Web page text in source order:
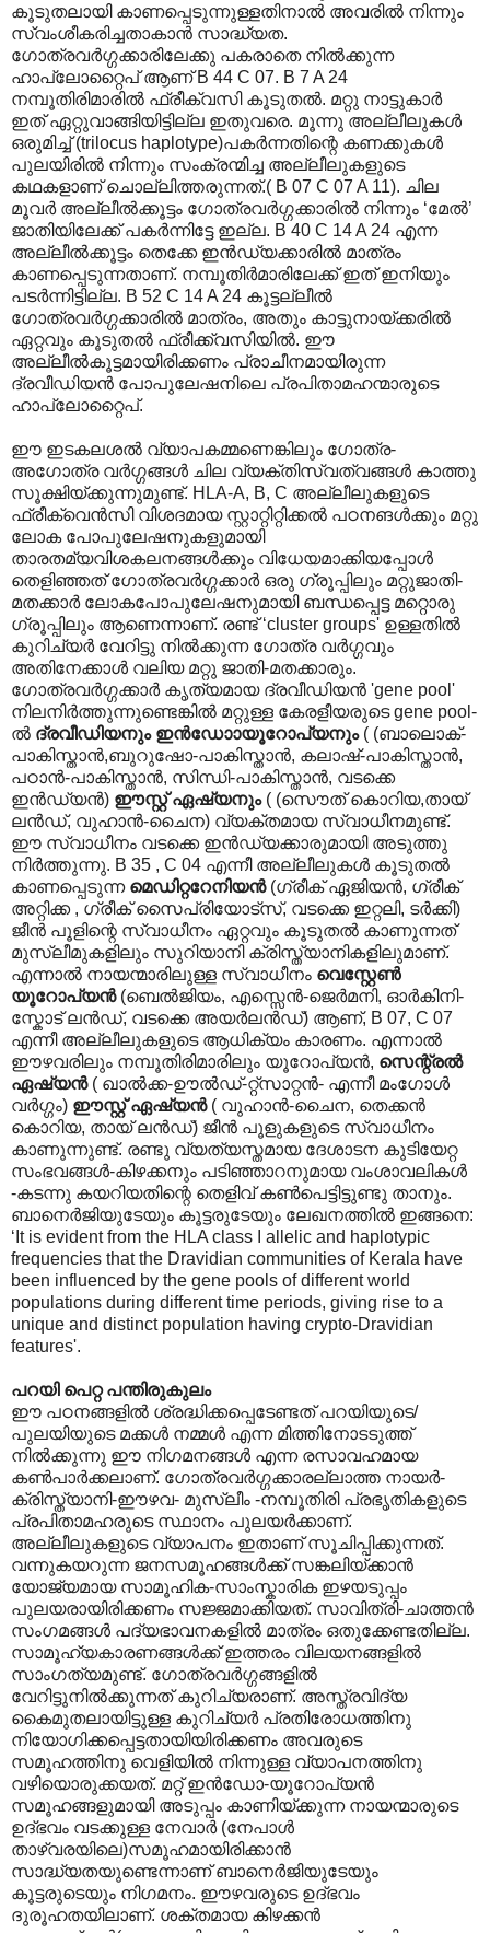
കൂടുതലായി കാണപ്പെടുന്നുള്ളതിനാല്‍ അവരില്‍ നിന്നും
സ്വംശീകരിച്ചതാകാന്‍ സാദ്ധ്യത.
ഗോത്രവര്‍ഗ്ഗക്കാരിലേക്കു പകരാതെ നില്‍ക്കുന്ന
ഹാപ്ലോറ്റൈപ് ആണ് B 44 C 07. B 7 A 24
നമ്പൂതിരിമാരില്‍ ഫ്രീക്വസി കൂടുതല്‍. മറ്റു നാട്ടുകാര്‍
ഇത് ഏറ്റുവാങ്ങിയിട്ടില്ല ഇതുവരെ. മൂന്നു അല്ലീലുകള്‍
ഒരുമിച്ച് (trilocus haplotype)പകര്‍ന്നതിന്റെ കണക്കുകള്‍
പുലയിരില്‍ നിന്നും സംക്രന്മിച്ച അല്ലീലുകളുടെ
കഥകളാണ് ചൊല്ലിത്തരുന്നത്.( B 07 C 07 A 11). ചില
മൂവര്‍ അല്ലീല്‍ക്കൂട്ടം ഗോത്രവര്‍ഗ്ഗക്കാരില്‍ നിന്നും ‘മേല്‍’
ജാതിയിലേക്ക് പകര്‍ന്നിട്ടേ ഇല്ല. B 40 C 14 A 24 എന്ന
അല്ലീല്‍ക്കൂട്ടം തെക്കേ ഇന്‍ഡ്യക്കാരില്‍ മാത്രം
കാണപ്പെടുന്നതാണ്. നമ്പൂതിര്‍മാരിലേക്ക് ഇത് ഇനിയും
പടര്‍ന്നിട്ടില്ല. B 52 C 14 A 24 കൂട്ടല്ലീല്‍
ഗോത്രവര്‍ഗ്ഗക്കാരില്‍ മാത്രം, അതും കാട്ടുനായ്ക്കരില്‍
ഏറ്റവും കൂടുതല്‍ ഫ്രീക്ക്വസിയില്‍. ഈ
അല്ലീല്‍കൂട്ടമായിരിക്കണം പ്രാചീനമായിരുന്ന
ദ്രവീഡിയന്‍ പോപുലേഷനിലെ പ്രപിതാമഹന്മാരുടെ
ഹാപ്ലോറ്റൈപ്.
ഈ ഇടകലശല്‍ വ്യാപകമ്മണെങ്കിലും ഗോത്ര-
അഗോത്ര വര്‍ഗ്ഗങ്ങള്‍ ചില വ്യക്തിസ്വത്വങ്ങള്‍ കാത്തു
സൂക്ഷിയ്ക്കുന്നുമുണ്ട്. HLA-A, B, C അല്ലീലുകളുടെ
ഫ്രീക്വെന്‍സി വിശദമായ സ്റ്റാറ്റിറ്റിക്കല്‍ പഠനങള്‍ക്കും മറ്റു
ലോക പോപുലേഷനുകളുമായി
താരതമ്യവിശകലനങ്ങള്‍ക്കും വിധേയമാക്കിയപ്പോള്‍
തെളിഞ്ഞത് ഗോത്രവര്‍ഗ്ഗക്കാര്‍ ഒരു ഗ്രൂപ്പിലും മറ്റുജാതി-
മതക്കാര്‍ ലോകപോപുലേഷനുമായി ബന്ധപ്പെട്ട മറ്റൊരു
ഗ്രൂപ്പിലും ആണെന്നാണ്. രണ്ട് ‘cluster groups' ഉള്ളതില്‍
കുറിച്യര്‍ വേറിട്ടു നില്‍ക്കുന്ന ഗോത്ര വര്‍ഗ്ഗവും
അതിനേക്കാള്‍ വലിയ മറ്റു ജാതി-മതക്കാരും.
ഗോത്രവര്‍ഗ്ഗക്കാര്‍ കൃത്യമായ ദ്രവീഡിയന്‍ 'gene pool'
നിലനിര്‍ത്തുന്നുണ്ടെങ്കില്‍ മറ്റുള്ള കേരളീയരുടെ gene pool-
ല്‍‍ ദ്രവീഡിയനും ഇന്‍ഡോ‍ായൂറോപ്യനും ( (ബാലൊക്-
പാകിസ്താന്‍,ബുറുഷോ-പാകിസ്താന്‍, കലാഷ്-പാകിസ്താന്‍,
പഠാന്‍-പാകിസ്താന്‍, സിന്ധി-പാകിസ്താന്‍, വടക്കെ
ഇന്‍ഡ്യന്‍) ഈസ്റ്റ് ഏഷ്യനും ( (സൌത് കൊറിയ,തായ്
ലന്‍ഡ്, വുഹാന്‍-ചൈന) വ്യക്തമായ സ്വാധീനമുണ്ട്.
ഈ സ്വാധീനം വടക്കെ ഇന്‍ഡ്യക്കാരുമായി അടുത്തു
നിര്‍ത്തുന്നു. B 35 , C 04 എന്നീ അല്ലീലുകള്‍ കൂടുതല്‍
കാണപ്പെടുന്ന മെഡിറ്ററേനിയന്‍(ഗ്രീക് ഏജിയന്‍, ഗ്രീക്
അറ്റിക്ക , ഗ്രീക് സൈപ്രിയോട്സ്, വടക്കെ ഇറ്റലി, ടര്‍ക്കി)
ജീന്‍ പൂളിന്റെ സ്വാധീനം ഏറ്റവും കൂടുതല്‍ കാണുന്നത്
മുസ്ലീമുകളിലും സുറിയാനി ക്രിസ്ത്യാനികളിലുമാണ്.
എന്നാല്‍ നായന്മാരിലുള്ള സ്വാധീനം വെസ്റ്റേണ്‍
യൂറോപ്യന്‍ (ബെല്‍ജിയം, എസ്സെന്‍-ജെര്‍മനി, ഓര്‍കിനി-
സ്കോട് ലന്‍ഡ്, വടക്കെ അയര്‍ലന്‍ഡ്) ആണ്, B 07, C 07
എന്നീ അല്ലീലുകളുടെ ആധിക്യം കാരണം. എന്നാല്‍
ഈഴവരിലും നമ്പൂതിരിമാരിലും യൂറോപ്യന്‍, സെന്റ്രല്‍
ഏഷ്യന്‍ ( ഖാല്‍ക്ക-ഊല്‍ഡ്-റ്റ്സാറ്റന്‍- എന്നീ മംഗോള്‍
വര്‍ഗ്ഗം) ഈസ്റ്റ് ഏഷ്യന്‍ ( വുഹാന്‍-ചൈന, തെക്കന്‍
കൊറിയ, തായ് ലന്‍ഡ്) ജീന്‍ പൂളുകളുടെ സ്വാധീനം
കാണുന്നുണ്ട്. രണ്ടു വ്യത്യസ്തമായ ദേശാടന കുടിയേറ്റ
സംഭവങ്ങള്‍-കിഴക്കനും പടിഞ്ഞാറനുമായ വംശാവലികള്‍
-കടന്നു കയറിയതിന്റെ തെളിവ് കണ്‍പെട്ടിട്ടുണ്ടു താനും.
ബാനെര്‍ജിയുടേയും കൂട്ടരുടേയും ലേഖനത്തില്‍ ഇങ്ങനെ:
‘It is evident from the HLA class I allelic and haplotypic
frequencies that the Dravidian communities of Kerala have
been influenced by the gene pools of different world
populations during different time periods, giving rise to a
unique and distinct population having crypto-Dravidian
features'.
പറയി പെറ്റ പന്തിരുകുലം
ഈ പഠനങ്ങളില്‍ ശ്രദ്ധിക്കപ്പെടേണ്ടത് പറയിയുടെ/
പുലയിയുടെ മക്കള്‍ നമ്മള്‍ എന്ന മിത്തിനോടടുത്ത്
നില്‍ക്കുന്നു ഈ നിഗമനങ്ങള്‍ എന്ന രസാവഹമായ
കണ്‍പാര്‍ക്കലാണ്. ഗോത്രവര്‍ഗ്ഗക്കാരല്ലാത്ത നായര്‍-
ക്രിസ്ത്യാനി-ഈഴവ- മുസ്ലീം -നമ്പൂതിരി പ്രഭൃതികളുടെ
പ്രപിതാമഹരുടെ സ്ഥാനം പുലയര്‍ക്കാണ്.
അല്ലീലുകളുടെ വ്യാപനം ഇതാണ് സൂചിപ്പിക്കുന്നത്.
വന്നുകയറുന്ന ജനസമൂഹങ്ങള്‍ക്ക് സങ്കലിയ്ക്കാന്‍
യോജ്യമായ സാമൂഹിക-സാംസ്കാരിക ഇഴയടുപ്പം
പുലയരായിരിക്കണം സജ്ജമാക്കിയത്. സാവിത്രി-ചാത്തന്‍
സംഗമങ്ങള്‍ പദ്യഭാവനകളില്‍‍ മാത്രം ഒതുക്കേണ്ടതില്ല.
സാമൂഹ്യകാരണങ്ങള്‍ക്ക് ഇത്തരം വിലയനങ്ങളില്‍
സാംഗത്യമുണ്ട്. ഗോത്രവര്‍ഗ്ഗങ്ങളില്‍
വേറിട്ടുനില്‍ക്കുന്നത് കുറിച്യരാണ്. അസ്ത്രവിദ്യ
കൈമുതലായിട്ടുള്ള കുറിച്യര്‍ പ്രതിരോധത്തിനു
നിയോഗിക്കപ്പെട്ടതായിയിരിക്കണം അവരുടെ
സമൂഹത്തിനു വെളിയില്‍ നിന്നുള്ള വ്യാപനത്തിനു
വഴിയൊരുക്കയത്. മറ്റ് ഇന്‍ഡോ-യൂറോപ്യന്‍
സമൂഹങ്ങളുമായി അടുപ്പം കാണിയ്ക്കുന്ന നായന്മാരുടെ
ഉദ്ഭവം വടക്കുള്ള നേവാര്‍ (നേപാള്‍
താഴ്വരയിലെ)സമൂഹമായിരിക്കാന്‍
സാദ്ധ്യതയുണ്ടെന്നാണ് ബാനെര്‍ജിയുടേയും
കൂട്ടരുടെയും നിഗമനം. ഈഴവരുടെ ഉദ്ഭവം
ദുരൂഹതയിലാണ്. ശക്തമായ കിഴക്കന്‍